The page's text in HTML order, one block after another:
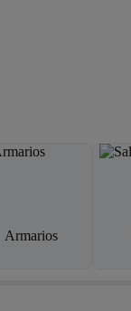
Armarios